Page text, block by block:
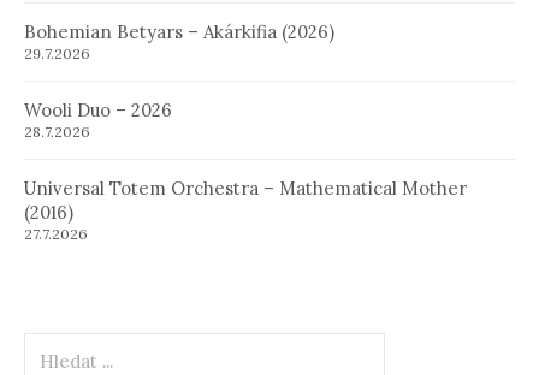
Bohemian Betyars – Akárkifia (2026)
29.7.2026
Wooli Duo – 2026
28.7.2026
Universal Totem Orchestra – Mathematical Mother
(2016)
27.7.2026